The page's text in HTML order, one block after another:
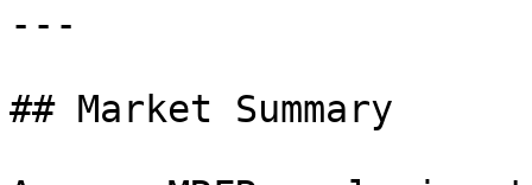
---
## Market Summary